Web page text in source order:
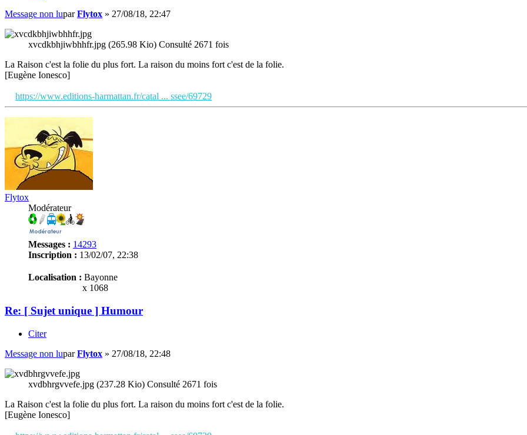
Message non luparFlytox » 27/08/18, 22:47
xvcdkbhjiwbhhfr.jpg (265.98 Kio) Consulté 2671 fois
La Raison c'est la folie du plus fort. La raison du moins fort c'est de la folie.
[Eugène Ionesco]
https://www.editions-harmattan.fr/catal ... ssee/69729
Flytox
Modérateur
Messages : 14293
Inscription : 13/02/07, 22:38
Localisation : Bayonne
x 1068
Re: [ Sujet unique ] Humour
Citer
Message non luparFlytox » 27/08/18, 22:48
xvdbhrgvvefe.jpg (237.28 Kio) Consulté 2671 fois
La Raison c'est la folie du plus fort. La raison du moins fort c'est de la folie.
[Eugène Ionesco]